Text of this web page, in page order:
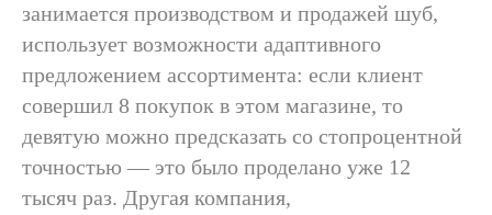
занимается производством и продажей шуб,
использует возможности адаптивного
предложением ассортимента: если клиент
совершил 8 покупок в этом магазине, то
девятую можно предсказать со стопроцентной
точностью — это было проделано уже 12
тысяч раз. Другая компания,